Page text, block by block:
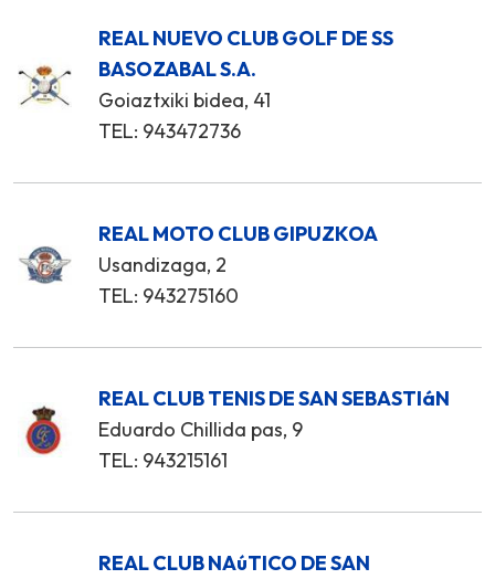
REAL NUEVO CLUB GOLF DE SS
BASOZABAL S.A.
Goiaztxiki bidea, 41
TEL: 943472736
REAL MOTO CLUB GIPUZKOA
Usandizaga, 2
TEL: 943275160
REAL CLUB TENIS DE SAN SEBASTIáN
Eduardo Chillida pas, 9
TEL: 943215161
REAL CLUB NAúTICO DE SAN